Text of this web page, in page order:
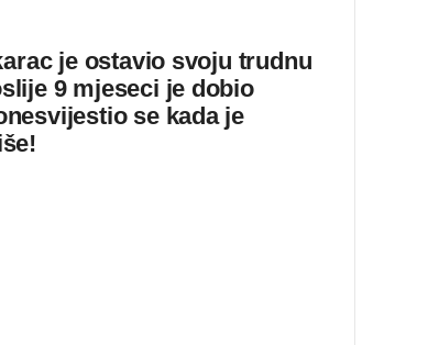
je ostavio svoju trudnu
9 mjeseci je dobio
se kada je